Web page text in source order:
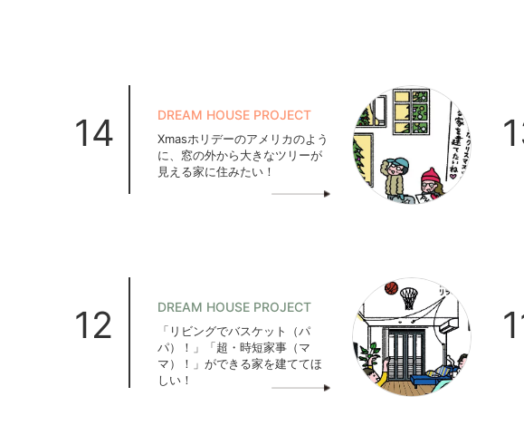
14 DREAM HOUSE PROJECT
Xmasホリデーのアメリカのよう
に、窓の外から大きなツリーが
見える家に住みたい！
12 DREAM HOUSE PROJECT
「リビングでバスケット（パ
パ）！」「超・時短家事（マ
マ）！」ができる家を建ててほ
しい！